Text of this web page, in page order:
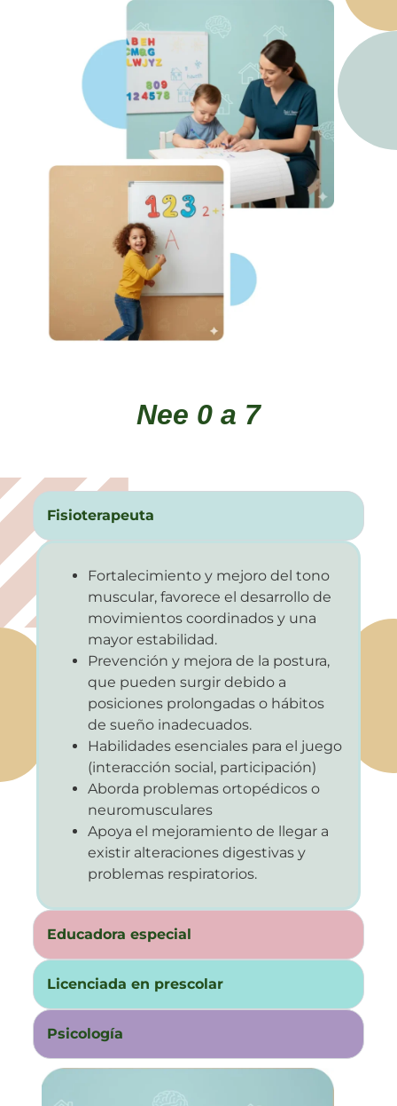
Nee 0 a 7
Fisioterapeuta
Fortalecimiento y mejoro del tono
muscular, favorece el desarrollo de
movimientos coordinados y una
mayor estabilidad.
Prevención y mejora de la postura,
que pueden surgir debido a
posiciones prolongadas o hábitos
de sueño inadecuados.
Habilidades esenciales para el juego
(interacción social, participación)
Aborda problemas ortopédicos o
neuromusculares
Apoya el mejoramiento de llegar a
existir alteraciones digestivas y
problemas respiratorios.
Educadora especial
Licenciada en prescolar
Psicología